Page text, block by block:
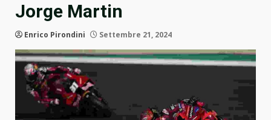
Jorge Martin
Enrico Pirondini Settembre 21, 2024